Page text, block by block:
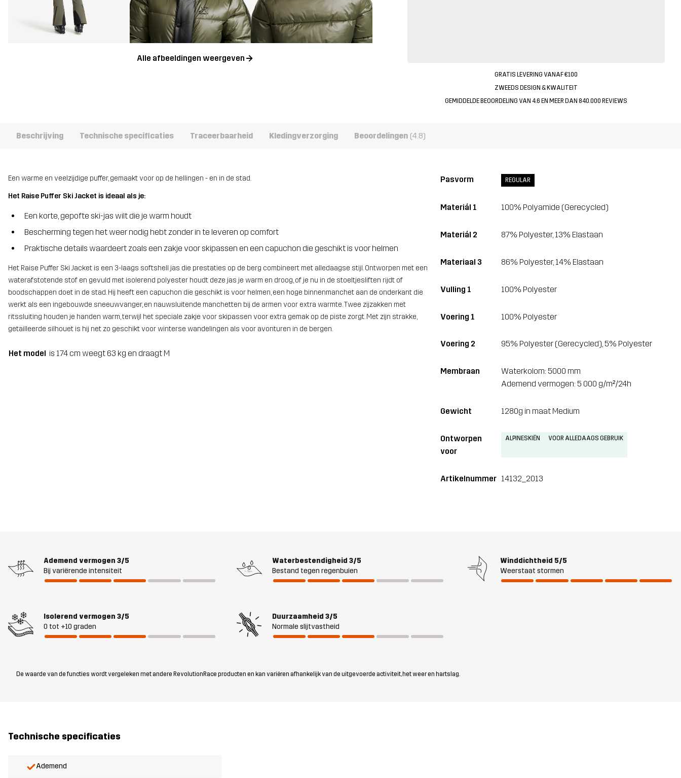
Alle afbeeldingen weergeven
GRATIS LEVERING VANAF €100
ZWEEDS DESIGN & KWALITEIT
GEMIDDELDE BEOORDELING VAN 4.6 EN MEER DAN 840.000 REVIEWS
Beschrijving Technische specificaties Traceerbaarheid Kledingverzorging Beoordelingen (4.8)
Een warme en veelzijdige puffer, gemaakt voor op de hellingen - en in de stad.
Het Raise Puffer Ski Jacket is ideaal als je:
Een korte, gepofte ski-jas wilt die je warm houdt
Bescherming tegen het weer nodig hebt zonder in te leveren op comfort
Praktische details waardeert zoals een zakje voor skipassen en een capuchon die geschikt is voor helmen
Het Raise Puffer Ski Jacket is een 3-laags softshell jas die prestaties op de berg combineert met alledaagse stijl. Ontworpen met een
waterafstotende stof en gevuld met isolerend polyester houdt deze jas je warm en droog, of je nu in de stoeltjesliften rijdt of
boodschappen doet in de stad. Hij heeft een capuchon die geschikt is voor helmen, een hoge binnenmanchet aan de onderkant die
werkt als een ingebouwde sneeuwvanger, en nauwsluitende manchetten bij de armen voor extra warmte. Twee zijzakken met
ritssluiting houden je handen warm, terwijl het speciale zakje voor skipassen voor extra gemak op de piste zorgt. Met zijn strakke,
getailleerde silhouet is hij net zo geschikt voor winterse wandelingen als voor avonturen in de bergen.
Het model is 174 cm weegt 63 kg en draagt M
Pasvorm REGULAR
Materiál 1 100% Polyamide (Gerecycled)
Materiál 2 87% Polyester, 13% Elastaan
Materiaal 3 86% Polyester, 14% Elastaan
Vulling 1 100% Polyester
Voering 1 100% Polyester
Voering 2 95% Polyester (Gerecycled), 5% Polyester
Membraan
Waterkolom: 5000 mm
Ademend vermogen: 5 000 g/m²/24h
Gewicht 1280g in maat Medium
Ontworpen
voor
ALPINESKIËN VOOR ALLEDAAGS GEBRUIK
Artikelnummer 14132_2013
Ademend vermogen 3/5
Bij variërende intensiteit
Waterbestendigheid 3/5
Bestand tegen regenbuien
Winddichtheid 5/5
Weerstaat stormen
Isolerend vermogen 3/5
0 tot +10 graden
Duurzaamheid 3/5
Normale slijtvastheid
De waarde van de functies wordt vergeleken met andere RevolutionRace producten en kan variëren afhankelijk van de uitgevoerde activiteit, het weer en hartslag.
Technische specificaties
Ademend